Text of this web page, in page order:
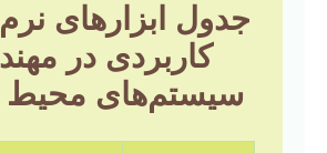
جدول ابزارهای
کاربردی در
سیستم‌های